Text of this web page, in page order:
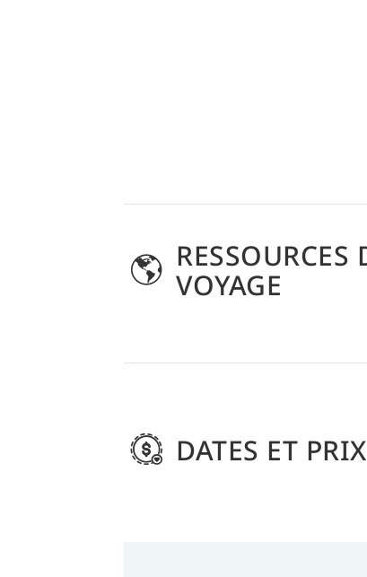
RESSOURCES
VOYAGE
DATES ET PRIX